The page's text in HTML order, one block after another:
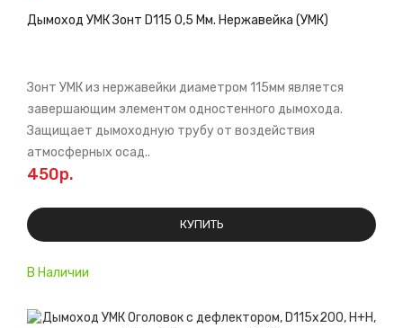
В Наличии
Дымоход УМК Зонт D115 0,5 Мм. Нержавейка (УМК)
Зонт УМК из нержавейки диаметром 115мм является
завершающим элементом одностенного дымохода.
Защищает дымоходную трубу от воздействия
атмосферных осад..
450р.
КУПИТЬ